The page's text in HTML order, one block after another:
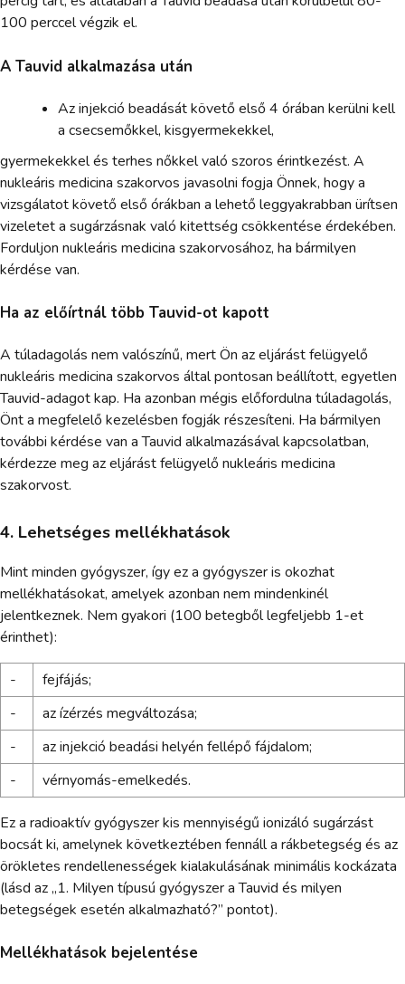
100 perccel végzik el.
A Tauvid alkalmazása után
Az injekció beadását követő első 4 órában kerülni kell
a csecsemőkkel, kisgyermekekkel,
gyermekekkel és terhes nőkkel való szoros érintkezést. A
nukleáris medicina szakorvos javasolni fogja Önnek, hogy a
vizsgálatot követő első órákban a lehető leggyakrabban ürítsen
vizeletet a sugárzásnak való kitettség csökkentése érdekében.
Forduljon nukleáris medicina szakorvosához, ha bármilyen
kérdése van.
Ha az előírtnál több Tauvid-ot kapott
A túladagolás nem valószínű, mert Ön az eljárást felügyelő
nukleáris medicina szakorvos által pontosan beállított, egyetlen
Tauvid-adagot kap. Ha azonban mégis előfordulna túladagolás,
Önt a megfelelő kezelésben fogják részesíteni. Ha bármilyen
további kérdése van a Tauvid alkalmazásával kapcsolatban,
kérdezze meg az eljárást felügyelő nukleáris medicina
szakorvost.
4. Lehetséges mellékhatások
Mint minden gyógyszer, így ez a gyógyszer is okozhat
mellékhatásokat, amelyek azonban nem mindenkinél
jelentkeznek. Nem gyakori (100 betegből legfeljebb 1-et
érinthet):
-
fejfájás;
-
az ízérzés megváltozása;
-
az injekció beadási helyén fellépő fájdalom;
-
vérnyomás-emelkedés.
Ez a radioaktív gyógyszer kis mennyiségű ionizáló sugárzást
bocsát ki, amelynek következtében fennáll a rákbetegség és az
örökletes rendellenességek kialakulásának minimális kockázata
(lásd az „1. Milyen típusú gyógyszer a Tauvid és milyen
betegségek esetén alkalmazható?” pontot).
Mellékhatások bejelentése